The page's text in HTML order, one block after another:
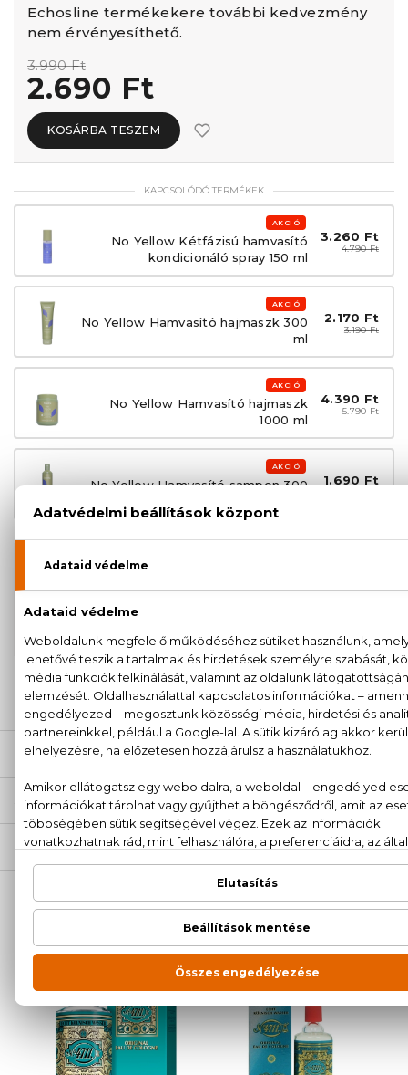
Echosline termékekere további kedvezmény
nem érvényesíthető.
3.990 Ft
2.690 Ft
KOSÁRBA TESZEM
KAPCSOLÓDÓ TERMÉKEK
AKCIÓ
No Yellow Kétfázisú hamvasító
kondicionáló spray 150 ml
3.260 Ft
4.790 Ft
AKCIÓ
No Yellow Hamvasító hajmaszk 300
ml
2.170 Ft
3.190 Ft
AKCIÓ
No Yellow Hamvasító hajmaszk
1000 ml
4.390 Ft
5.790 Ft
AKCIÓ
No Yellow Hamvasító sampon 300
1.690 Ft
100% eredeti termékek,
Kérdésed van, elakadtál? Hívd ügyfélszolgálatunkat:
ÉRTÉKELÉSEK (0)
SZÁLLÍTÁS
NEKED AJÁNLJUK